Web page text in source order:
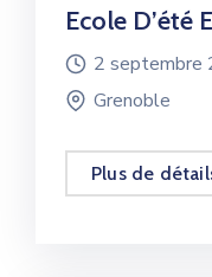
Ecole D’été
2 septembre
Grenoble
Plus de